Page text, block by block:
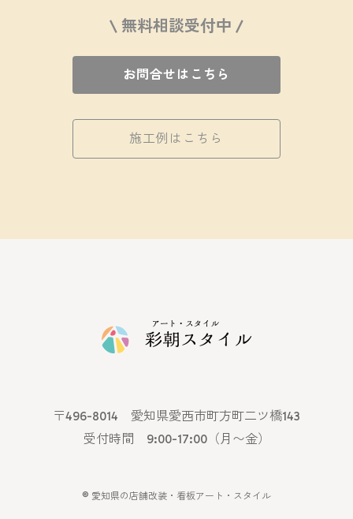
\ 無料相談受付中 /
お問合せはこちら
施工例はこちら
〒496-8014 愛知県愛西市町方町二ツ橋143
受付時間 9:00-17:00（月〜金）
© 愛知県の店舗改装・看板アート・スタイル